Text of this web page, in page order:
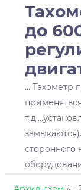
до
... Тахометр
стороннего